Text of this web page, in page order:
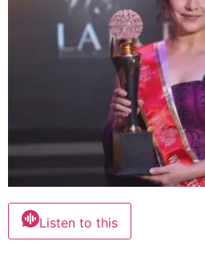
Listen to this